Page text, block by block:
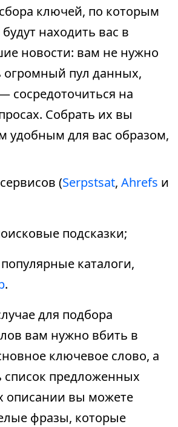
ключей, по которым
находить вас в
новости: вам не нужно
огромный пул данных,
сосредоточиться на
Собрать их вы
удобным для вас образом,
(Serpstsat, Ahrefs и
подсказки;
каталоги,
.
для подбора
вам нужно вбить в
ключевое слово, а
список предложенных
описании вы можете
фразы, которые